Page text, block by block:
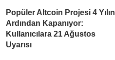
Popüler Altcoin Projesi 4 Yılın
Ardından Kapanıyor:
Kullanıcılara 21 Ağustos
Uyarısı